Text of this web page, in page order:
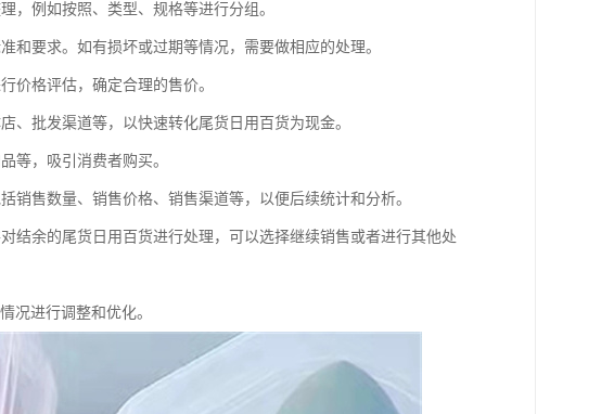
，例如按照、类型、规格等进行分组。
和要求。如有损坏或过期等情况，需要做相应的处理。
价格评估，确定合理的售价。
、批发渠道等，以快速转化尾货日用百货为现金。
等，吸引消费者购买。
销售数量、销售价格、销售渠道等，以便后续统计和分析。
结余的尾货日用百货进行处理，可以选择继续销售或者进行其他处
况进行调整和优化。